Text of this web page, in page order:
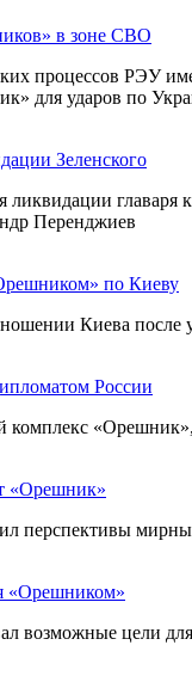
в зоне СВО
процессов РЭУ
для ударов по
Зеленского
Перенджиев
по Киеву
Киева
России
«Орешник»
перспективы
«Орешником»
возможные цели